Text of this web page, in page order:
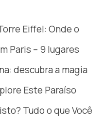
Eiffel: Onde o
Paris – 9 lugares
descubra a magia
Este Paraíso
Tudo o que Você